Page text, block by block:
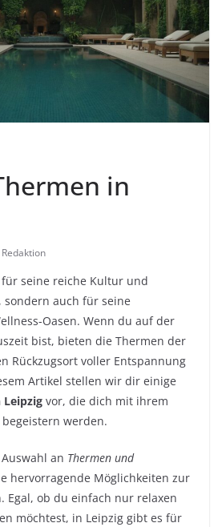
in
seine reiche Kultur und
sondern auch für seine
Oasen. Wenn du auf der
bist, bieten die Thermen der
Rückzugsort voller Entspannung
Artikel stellen wir dir einige
Leipzig vor, die dich mit ihrem
werden.
an Thermen und
hervorragende Möglichkeiten zur
Egal, ob du einfach nur relaxen
möchtest, in Leipzig gibt es für